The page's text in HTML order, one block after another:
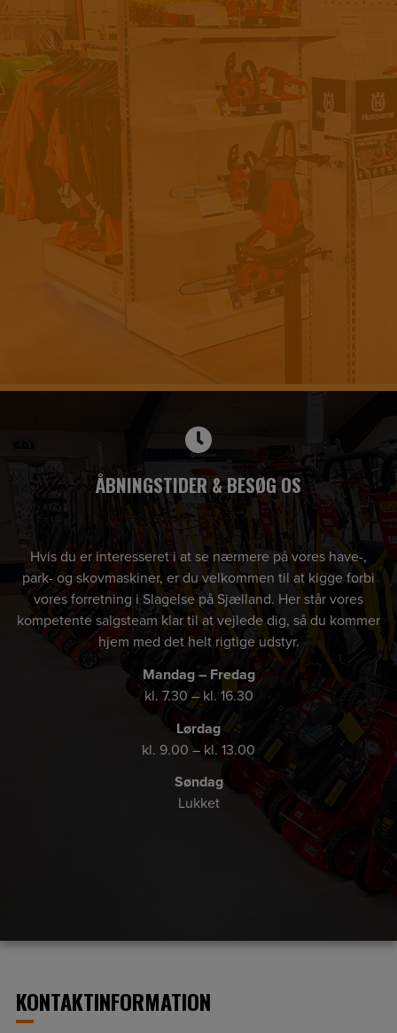
ÅBNINGSTIDER & BESØG OS
Hvis du er interesseret i at se nærmere på vores have-,
park- og skovmaskiner, er du velkommen til at kigge forbi
vores forretning i Slagelse på Sjælland. Her står vores
kompetente salgsteam klar til at vejlede dig, så du kommer
hjem med det helt rigtige udstyr.
Mandag – Fredag
kl. 7.30 – kl. 16.30
Lørdag
kl. 9.00 – kl. 13.00
Søndag
Lukket
KONTAKTINFORMATION